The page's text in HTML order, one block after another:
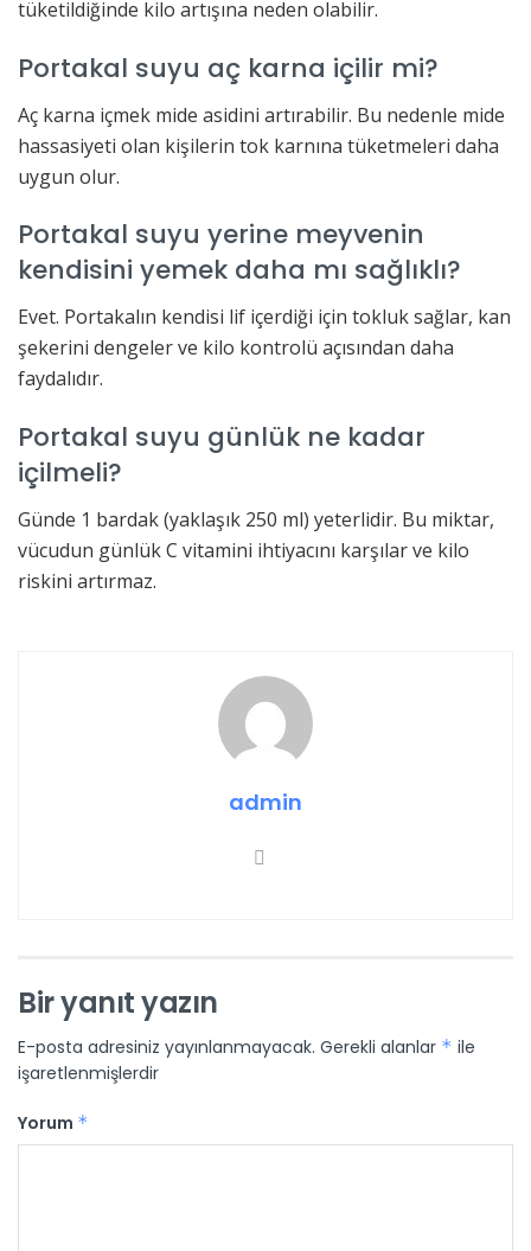
tüketildiğinde kilo artışına neden olabilir.
Portakal suyu aç karna içilir mi?
Aç karna içmek mide asidini artırabilir. Bu nedenle mide
hassasiyeti olan kişilerin tok karnına tüketmeleri daha
uygun olur.
Portakal suyu yerine meyvenin
kendisini yemek daha mı sağlıklı?
Evet. Portakalın kendisi lif içerdiği için tokluk sağlar, kan
şekerini dengeler ve kilo kontrolü açısından daha
faydalıdır.
Portakal suyu günlük ne kadar
içilmeli?
Günde 1 bardak (yaklaşık 250 ml) yeterlidir. Bu miktar,
vücudun günlük C vitamini ihtiyacını karşılar ve kilo
riskini artırmaz.
admin
Bir yanıt yazın
E-posta adresiniz yayınlanmayacak. Gerekli alanlar * ile
işaretlenmişlerdir
Yorum *